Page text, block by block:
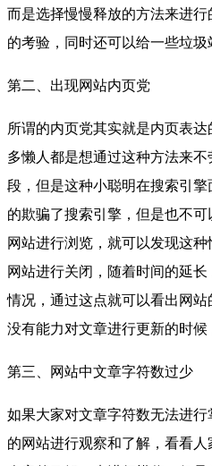
而是选择慢慢释放的方法来进
的考验，同时还可以给一些垃圾
第二、出现网站内页党
所谓的内页党其实就是内页表
多懒人都是想通过这种方法来
段，但是这种小聪明在搜索引
的欺骗了搜索引擎，但是也不
网站进行浏览，就可以发现这
网站进行关闭，随着时间的延
情况，通过这点就可以看出网
没有能力对文章进行更新的时候
第三、网站中文章字符数过少
如果大家对文章字符数无法进
的网站进行观察和了解，看看